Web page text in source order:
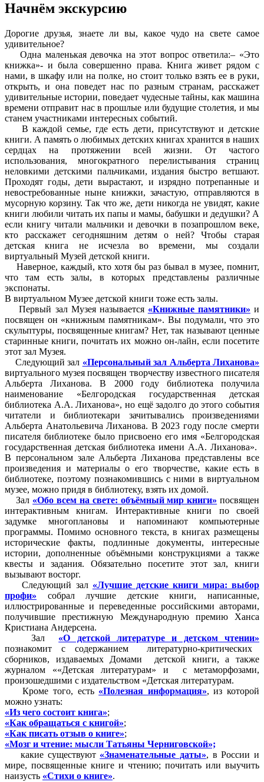
Начнём экскурсию
Дорогие друзья, знаете ли вы, какое чудо на свете самое
удивительное?
Одна маленькая девочка на этот вопрос ответила:– «Это
книжка»- и была совершенно права. Книга живет рядом с
нами, в шкафу или на полке, но стоит только взять ее в руки,
открыть, и она поведет нас по разным странам, расскажет
удивительные истории, поведает чудесные тайны, как машина
времени отправит нас в прошлые или будущие столетия, и мы
станем участниками интересных событий.
В каждой семье, где есть дети, присутствуют и детские
книги. А память о любимых детских книгах хранится в наших
сердцах на протяжении всей жизни. От частого
использования, многократного перелистывания страниц
неловкими детскими пальчиками, издания быстро ветшают.
Проходят годы, дети вырастают, и изрядно потрепанные и
невостребованные ныне книжки, зачастую, отправляются в
мусорную корзину. Так что же, дети никогда не увидят, какие
книги любили читать их папы и мамы, бабушки и дедушки? А
если книгу читали мальчики и девочки в позапрошлом веке,
кто расскажет сегодняшним детям о ней? Чтобы старая
детская книга не исчезла во времени, мы создали
виртуальный Музей детской книги.
Наверное, каждый, кто хотя бы раз бывал в музее, помнит,
что там есть залы, в которых представлены различные
экспонаты.
В виртуальном Музее детской книги тоже есть залы.
Первый зал Музея называется «Книжные памятники» и
посвящен он «книжным памятникам». Вы подумали, что это
скульптуры, посвященные книгам? Нет, так называют ценные
старинные книги, почитать их можно он-лайн, если посетите
этот зал Музея.
Следующий зал «Персональный зал Альберта Лиханова»
виртуального музея посвящен творчеству известного писателя
Альберта Лиханова. В 2000 году библиотека получила
наименование «Белгородская государственная детская
библиотека А.А. Лиханова», но ещё задолго до этого события
читатели и библиотекари зачитывались произведениями
Альберта Анатольевича Лиханова. В 2023 году после смерти
писателя библиотеке было присвоено его имя «Белгородская
государственная детская библиотека имени А.А. Лиханова».
В персональном зале Альберта Лиханова представлены все
произведения и материалы о его творчестве, какие есть в
библиотеке, поэтому познакомившись с ними в виртуальном
музее, можно придя в библиотеку, взять их домой.
Зал «Обо всем на свете: объёмный мир книги» посвящен
интерактивным книгам. Интерактивные книги по своей
задумке многоплановы и напоминают компьютерные
программы. Помимо основного текста, в книгах размещены
исторические факты, подлинные документы, интересные
истории, дополненные объёмными конструкциями а также
квесты и задания. Обязательно посетите этот зал, книги
вызывают восторг.
Следующий зал «Лучшие детские книги мира: выбор
профи» собрал лучшие детские книги, написанные,
иллюстрированные и переведенные российскими авторами,
получившие престижную Международную премию Ханса
Кристиана Андерсена.
Зал «О детской литературе и детском чтении»
познакомит с содержанием литературно-критических
сборников, издаваемых Домами детской книги, а также
журналом ««Детская литературам» и с метаморфозами,
произошедшими с издательством «Детская литературам.
Кроме того, есть «Полезная информация», из которой
можно узнать:
«Из чего состоит книга»;
«Как обращаться с книгой»;
«Как писать отзыв о книге»;
«Мозг и чтение: мысли Татьяны Черниговской»;
какие существуют «Знаменательные даты», в России и
мире, посвященные книге и чтению; почитать или выучить
наизусть «Стихи о книге».